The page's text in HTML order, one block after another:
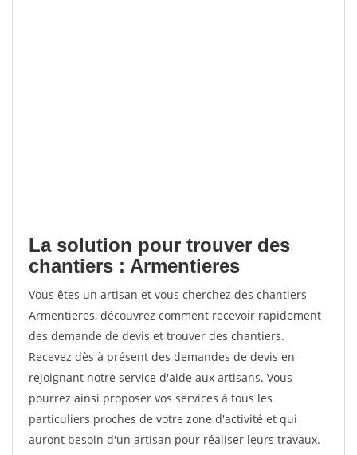
La solution pour trouver des
chantiers : Armentieres
Vous êtes un artisan et vous cherchez des chantiers
Armentieres, découvrez comment recevoir rapidement
des demande de devis et trouver des chantiers.
Recevez dès à présent des demandes de devis en
rejoignant notre service d'aide aux artisans. Vous
pourrez ainsi proposer vos services à tous les
particuliers proches de votre zone d'activité et qui
auront besoin d'un artisan pour réaliser leurs travaux.